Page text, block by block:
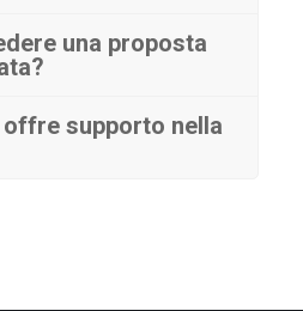
una proposta
offre supporto nella